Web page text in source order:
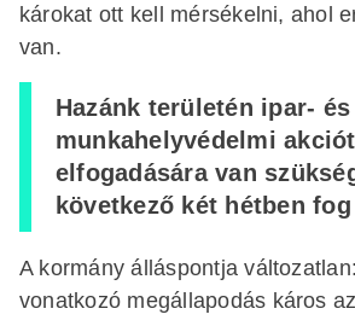
károkat ott kell mérsékelni, ahol
van.
Hazánk területén ipar- és
munkahelyvédelmi
elfogadására van
következő két hétben
A kormány álláspontja
vonatkozó megállapodás káros